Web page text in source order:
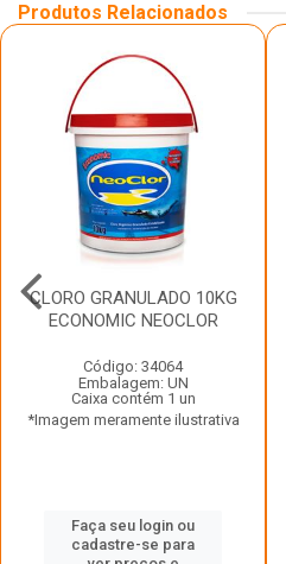
Produtos Relacionados
CLORO GRANULADO 10KG
ECONOMIC NEOCLOR
Código: 34064
Embalagem: UN
Caixa contém 1 un
*Imagem meramente ilustrativa
Faça seu login ou
cadastre-se para